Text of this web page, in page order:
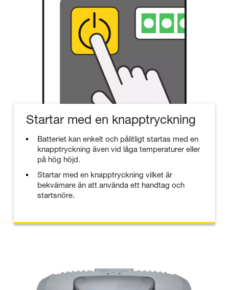
Startar med en knapptryckning
Batteriet kan enkelt och pålitligt startas med en
knapptryckning även vid låga temperaturer eller
på hög höjd.
Startar med en knapptryckning vilket är
bekvämare än att använda ett handtag och
startsnöre.